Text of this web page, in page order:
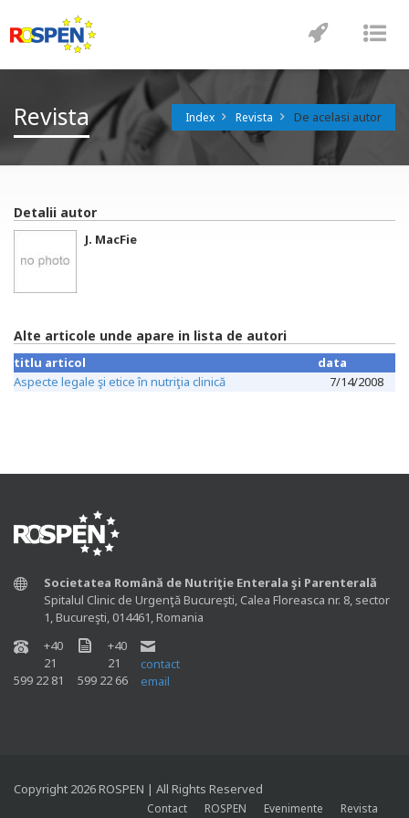
Revista Index Revista De acelasi autor
Detalii autor
J. MacFie
Alte articole unde apare in lista de autori
titlu articol
data
Aspecte legale şi etice în nutriţia clinică
7/14/2008
Societatea Română de Nutriţie Enterala şi Parenterală
Spitalul Clinic de Urgenţă Bucureşti, Calea Floreasca nr. 8, sector
1, Bucureşti, 014461, Romania
+40
21
599 22 81
+40
21
599 22 66
contact
email
Copyright 2026 ROSPEN | All Rights Reserved
Revista
Evenimente
ROSPEN
Contact